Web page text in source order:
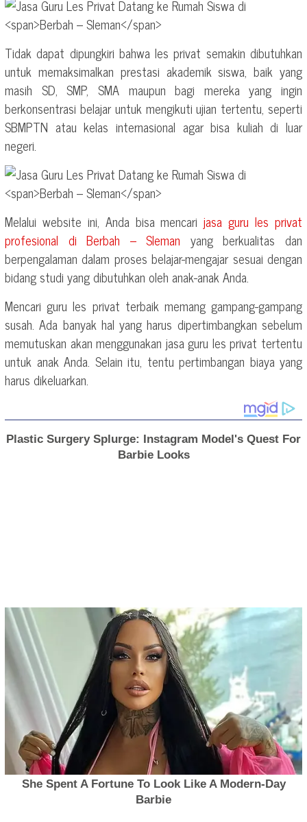
Tidak dapat dipungkiri bahwa les privat semakin dibutuhkan
untuk memaksimalkan prestasi akademik siswa, baik yang
masih SD, SMP, SMA maupun bagi mereka yang ingin
berkonsentrasi belajar untuk mengikuti ujian tertentu, seperti
SBMPTN atau kelas internasional agar bisa kuliah di luar
negeri.
Melalui website ini, Anda bisa mencarijasa guru les privat
profesional diBerbah – Sleman yang berkualitas dan
berpengalaman dalam proses belajar-mengajar sesuai dengan
bidang studi yang dibutuhkan oleh anak-anak Anda.
Mencari guru les privat terbaik memang gampang-gampang
susah. Ada banyak hal yang harus dipertimbangkan sebelum
memutuskan akan menggunakan jasa guru les privat tertentu
untuk anak Anda. Selain itu, tentu pertimbangan biaya yang
harus dikeluarkan.